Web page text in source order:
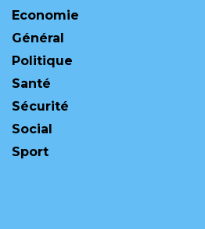
Economie
Général
Politique
Santé
Sécurité
Social
Sport